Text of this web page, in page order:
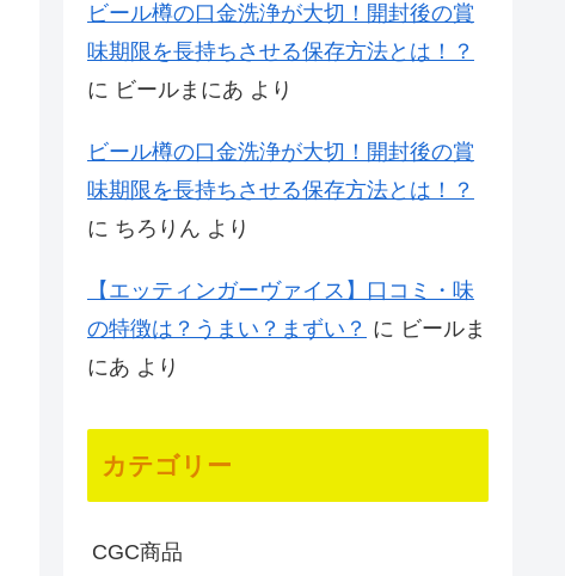
ビール樽の口金洗浄が大切！開封後の賞
味期限を長持ちさせる保存方法とは！？
に ビールまにあ より
ビール樽の口金洗浄が大切！開封後の賞
味期限を長持ちさせる保存方法とは！？
に ちろりん より
【エッティンガーヴァイス】口コミ・味
の特徴は？うまい？まずい？ に ビールま
にあ より
カテゴリー
CGC商品